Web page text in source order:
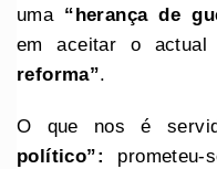
uma “herança de
em aceitar o actual
reforma”.
O que nos é
político”: